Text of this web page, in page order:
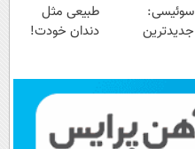
سوئیسی:
جدیدترین
پرداخت قسطی
طبیعی مثل
دندان خودت!
💳 📍 تهران